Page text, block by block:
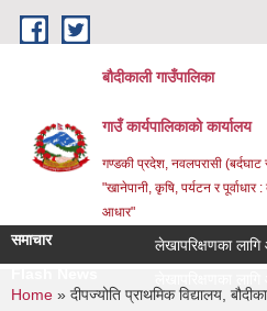
Skip to main content
बौदीकाली गाउँपालिका
गाउँ कार्यपालिकाको कार्यालय
गण्डकी प्रदेश, नवलपरासी (बर्दघाट
"खानेपानी, कृषि, पर्यटन र पूर्वाधार
आधार"
समाचार लेखापरिक्षणका लागि
You are here
Home » दीपज्योति प्राथमिक विद्यालय,